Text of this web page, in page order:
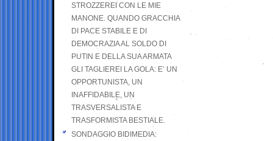
STROZZEREI CON LE MIE
MANONE. QUANDO GRACCHIA
DI PACE STABILE E DI
DEMOCRAZIA AL SOLDO DI
PUTIN E DELLA SUA ARMATA
GLI TAGLIEREI LA GOLA: E’ UN
OPPORTUNISTA, UN
INAFFIDABILE, UN
TRASVERSALISTA E
TRASFORMISTA BESTIALE.
SONDAGGIO BIDIMEDIA: